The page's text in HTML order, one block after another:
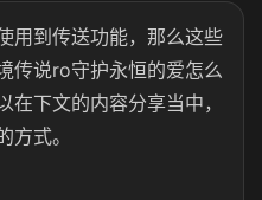
用到传送功能，那么这些
传说ro守护永恒的爱怎么
下文的内容分享当中，
式。